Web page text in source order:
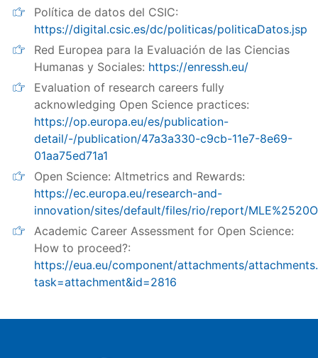
Política de datos del CSIC:
https://digital.csic.es/dc/politicas/politicaDatos.jsp
Red Europea para la Evaluación de las Ciencias
Humanas y Sociales: https://enressh.eu/
Evaluation of research careers fully
acknowledging Open Science practices:
https://op.europa.eu/es/publication-
detail/-/publication/47a3a330-c9cb-11e7-8e69-
01aa75ed71a1
Open Science: Altmetrics and Rewards:
https://ec.europa.eu/research-and-
innovation/sites/default/files/rio/report/
Academic Career Assessment for Open Science:
How to proceed?:
https://eua.eu/component/attachments/
task=attachment&id=2816